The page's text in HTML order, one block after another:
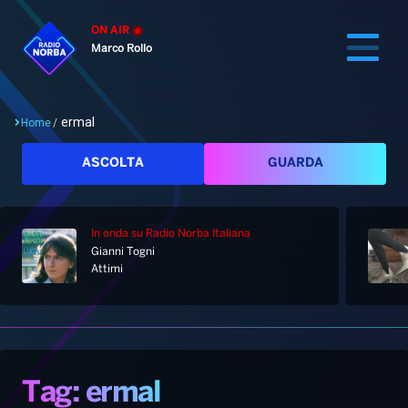
ON AIR
Marco Rollo
Home
Palinsesto
Notizie
Home/ ermal
ASCOLTA GUARDA
In onda su Radio Norba Italiana
Gianni Togni
Attimi
Tag: ermal